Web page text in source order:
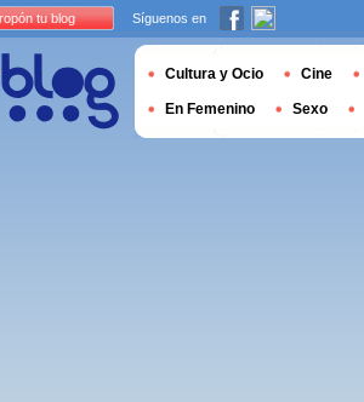
tu blog Síguenos en
Cultura y Ocio Cine
En Femenino Sexo